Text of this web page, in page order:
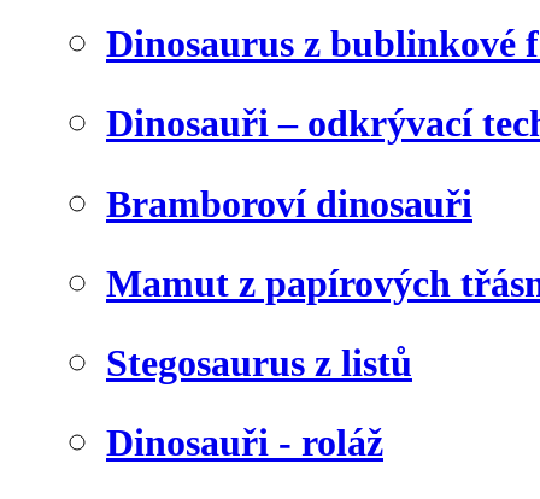
Dinosaurus z bublinkové
Dinosauři – odkrývací
Bramboroví dinosauři
Mamut z papírových
Stegosaurus z listů
Dinosauři - roláž